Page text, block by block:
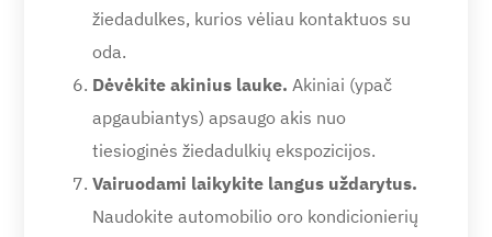
žiedadulkes, kurios vėliau kontaktuos su
oda.
Dėvėkite akinius lauke. Akiniai (ypač
apgaubiantys) apsaugo akis nuo
tiesioginės žiedadulkių ekspozicijos.
Vairuodami laikykite langus uždarytus.
Naudokite automobilio oro kondicionierių